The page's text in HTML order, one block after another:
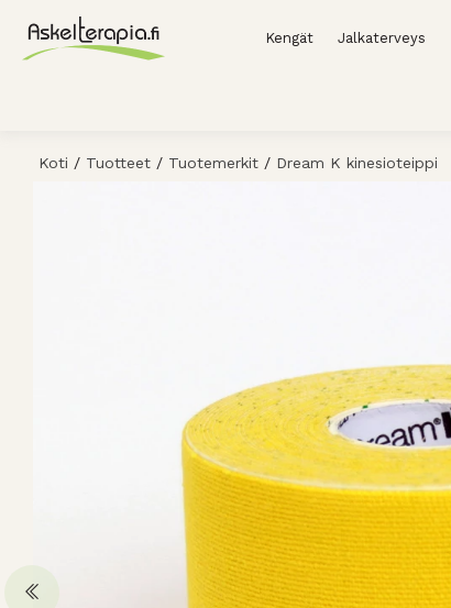
Kengät Jalkaterveys
Koti / Tuotteet / Tuotemerkit / Dream K kinesioteippi